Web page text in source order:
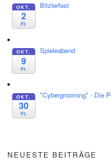
OKT.
2
Fr.
Bitzlerfest
OKT.
9
Fr.
Spieleabend
OKT.
30
Fr.
"Cybergrooming" - Die
NEUESTE BEITRÄGE